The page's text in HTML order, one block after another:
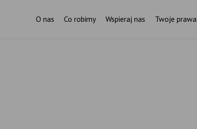
O nas Co robimy Wspieraj nas Twoje prawa